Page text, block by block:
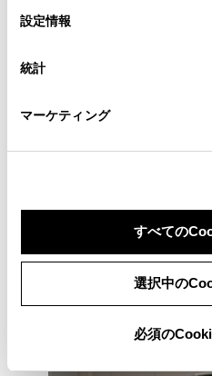
デバイスにすべてのCookie(ク
意したことになります。
設定の変更、同意を撤回した
「Cookie（クッキー）情報の取
設定情報
統計
マーケティング
すべての
選択中の
必須の
※ 価格は展示店にて8月登録の場合
整備 定期点検整備付
ネッツ愛媛 小松
0898-